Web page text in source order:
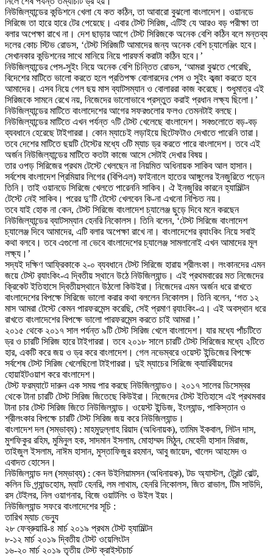
নিউজিল্যান্ডের কন্ডিশনে খেলা যে কত কঠিন, তা আবারো বুঝলো বাংলাদেশ। ওয়ানডে
সিরিজে তা হারে হারে টের পেয়েছে। এবার টেস্ট সিরিজ, এটিই যে আরও বড় পরীক্ষা তা
বলার অপেক্ষা রাখে না। দেশ ছাড়ার আগে টেস্ট সিরিজকে অনেক বেশি কঠিন বলে মন্তব্য
দলের কোচ স্টিভ রোডস, ‘টেস্ট সিরিজটি আমাদের জন্য অনেক বেশি চ্যালেঞ্জিং হবে।
সেখানকার কন্ডিশনের সাথে মানিয়ে নিয়ে পারফর্ম করাটা কঠিন হবে।’
নিউজিল্যান্ডের পেস-সুইং নিয়ে অনেক বেশি চিন্তিত রোডস, ‘আমরা বুঝতে পেরেছি,
বিদেশের মাটিতে ভালো করতে হলে প্রতিপক্ষ বোলারদের পেস ও সুইং কব্জা করতে হবে
আমাদের। এসব নিয়ে গেল ছয় মাস ব্যাটসম্যান ও বোলাররা কাজ করেছে। শুধুমাত্র এই
সিরিজকে সামনে রেখে নয়, নিজেদের ভালোভাবে প্রস্তুত করাই প্রধান লক্ষ্য ছিলো।’
নিউজিল্যান্ডের মাটিতে বাংলাদেশের আগের সফরগুলোর ফলও তেমনটাই বলছে।
নিউজিল্যান্ডের মাটিতে এখন পর্যন্ত ৭টি টেস্ট খেলেছে বাংলাদেশ। সবগুলোতে বড়-বড়
ব্যবধানে হেরেছে টাইগাররা। কোন ম্যাচেই লড়াইয়ে ছিটেফটাও দেখাতে পারেনি তারা।
তবে দেশের মাটিতে ছয়টি টেস্টের মধ্যে ৩টি ম্যাচ ড্র করতে পারে বাংলাদেশ। তবে এই
অর্জন নিউজিল্যান্ডের মাটিতে কতটা কাজে আসে সেটাই দেখার বিষয়।
তার ওপড় সিরিজের প্রথম টেস্টে খেলছেন না নিয়মিত অধিনায়ক সাকিব আল হাসান।
সর্বশেষ বাংলাদেশ প্রিমিয়ার লিগের (বিপিএল) ফাইনালে হাতের আঙ্গুলের ইনজুরিতে পড়েন
তিনি। তাই ওয়ানডে সিরিজে খেলতে পারেননি সাকিব। ঐ ইনজুরির কারনে হ্যামিল্টন
টেস্টে নেই সাকিব। পরের দু’টি টেস্টে খেলবেন কি-না এখনো নিশ্চিত নয়।
তবে যাই হোক না কেন, টেস্ট সিরিজে বাংলাদেশ চ্যালেঞ্জ ছুড়ে দিবে মনে করছেন
নিউজিল্যান্ডের ব্যাটসম্যান হেনরি নিকোলস। তিনি বলেন, ‘টেস্ট সিরিজে বাংলাদেশ
চ্যালেঞ্জ দিবে আমাদের, এটি বলার অপেক্ষা রাখে না। বাংলাদেশের র‌্যাংকিং নিয়ে সবাই
কথা বলবে। তবে এগুলো না ভেবে বাংলাদেশের চ্যালেঞ্জ সামলানোই এখন আমাদের মূল
লক্ষ্য।’
সদ্যই দক্ষিণ আফ্রিকাকে ২-০ ব্যবধানে টেস্ট সিরিজে হারায় শ্রীলংকা। লংকানদের এমন
জয়ে টেস্ট র‌্যাংকিং-এ দ্বিতীয় স্থানে উঠে নিউজিল্যান্ড। এই প্রথমবারের মত নিজেদের
ক্রিকেট ইতিহাসে দ্বিতীয়স্থানে উঠলো কিউইরা। নিজেদের এমন অর্জন ধরে রাখতে
বাংলাদেশের বিপক্ষে সিরিজে ভালো করার কথা বললেন নিকোলস। তিনি বলেন, ‘গত ১২
মাস আমরা টেস্টে কেমন পারফরমেন্স করেছি, সেই প্রমাণ র‌্যাংকিং-এ। এই অবস্থান ধরে
রাখতে বাংলাদেশের বিপক্ষে ভালো পারফরমেন্স করতে চাই আমরা।’
২০১৫ থেকে ২০১৭ সাল পর্যন্ত ৯টি টেস্ট সিরিজ খেলে বাংলাদেশ। যার মধ্যে পাঁচটিতে
ড্র ও চারটি সিরিজ হারে টাইগাররা। তবে ২০১৮ সালে চারটি টেস্ট সিরিজের মধ্যে ২টিতে
হার, একটি করে জয় ও ড্র করে বাংলাদেশ। গেল নভেম্বরে ওয়েস্ট ইন্ডিজের বিপক্ষে
সর্বশেষ টেস্ট সিরিজ খেলেছিলো টাইগাররা। দুই ম্যাচের সিরিজে ক্যারিবীয়দের
হোয়াইটওয়াশ করে বাংলাদেশ।
টেস্ট ফরম্যাটে দারুন এক সময় পার করছে নিউজিল্যান্ডও। ২০১৭ সালের ডিসেম্বর
থেকে টানা চারটি টেস্ট সিরিজ জিতেছে কিউইরা। নিজেদের টেস্ট ইতিহাসে এই প্রথমবার
টানা চার টেস্ট সিরিজ জিতে নিউজিল্যান্ড। ওয়েস্ট ইন্ডিজ, ইংল্যান্ড, পাকিস্তান ও
শ্রীলংকার বিপক্ষে চারটি টেস্ট সিরিজ জয় করে নিউজিল্যান্ড।
বাংলাদেশ দল (সম্ভাব্য) : মাহমুদুল্লাহ রিয়াদ (অধিনায়ক), তামিম ইকবাল, লিটন দাস,
মুশফিকুর রহিম, মুমিনুল হক, সাদমান ইসলাম, মোহাম্মদ মিঠুন, মেহেদী হাসান মিরাজ,
তাইজুল ইসলাম, নাঈম হাসান, মুস্তাফিজুর রহমান, আবু জায়েদ, খালেদ আহমেদ ও
এবাদত হোসেন।
নিউজিল্যান্ড দল (সম্ভাব্য) : কেন উইলিয়ামসন (অধিনায়ক), টড অ্যাস্টল, ট্রেন্ট বোল্ট,
কলিন ডি গ্র্যান্ডহোম, ম্যাট হেনরি, লম লাথাম, হেনরি নিকোলস, জিত রাভাল, টিম সাউদি,
রস টেইলর, নিল ওয়াগনার, বিজে ওয়াটলিং ও উইল ইয়ং।
নিউজিল্যান্ড সফরে বাংলাদেশের সূচি :
তারিখ ম্যাচ ভেন্যু
২৮ ফেব্রুয়ারি-৪ মার্চ ২০১৯ প্রথম টেস্ট হ্যামিল্টন
৮-১২ মার্চ ২০১৯ দ্বিতীয় টেস্ট ওয়েলিংটন
১৬-২০ মার্চ ২০১৯ তৃতীয় টেস্ট ক্রাইস্টচার্চ